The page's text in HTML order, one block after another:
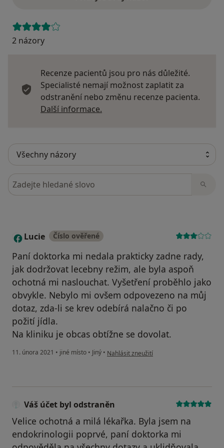
2 názory
Recenze pacientů jsou pro nás důležité.
Specialisté nemají možnost zaplatit za
odstranění nebo změnu recenze pacienta.
Další informace.
Hledejte v názorech
L Lucie Číslo ověřené
Paní doktorka mi nedala prakticky zadne rady,
jak dodržovat lecebny režim, ale byla aspoň
ochotná mi naslouchat. Vyšetření proběhlo jako
obvykle. Nebylo mi ovšem odpovezeno na můj
dotaz, zda-li se krev odebírá nalačno či po
požití jídla.
Na kliniku je obcas obtížne se dovolat.
11. února 2021 • jiné místo • Jiný • podle názoru uživatele Lucie
Nahlásit zneužití
Váš účet byl odstraněn
Velice ochotná a milá lékařka. Byla jsem na
endokrinologii poprvé, paní doktorka mi